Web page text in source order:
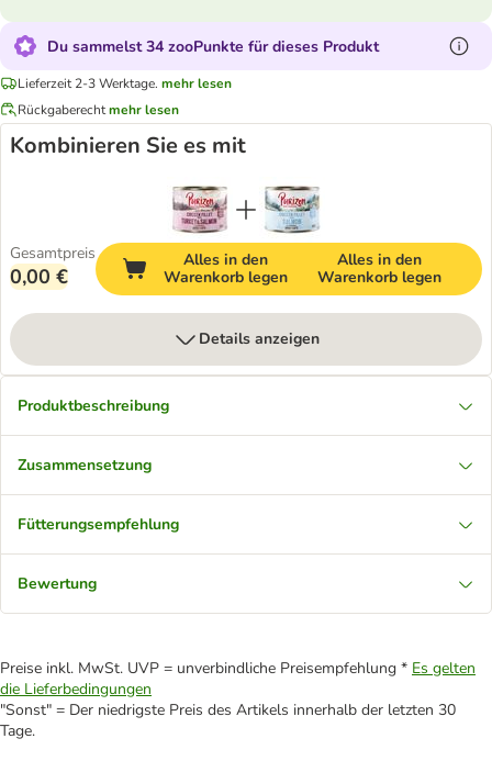
Du sammelst 34 zooPunkte für dieses Produkt
Lieferzeit 2-3 Werktage. mehr lesen
Rückgaberechtmehr lesen
Kombinieren Sie es mit
Gesamtpreis
0,00 €
Alles in den
Warenkorb legen
Alles in den
Warenkorb legen
Details anzeigen
Produktbeschreibung
Zusammensetzung
Fütterungsempfehlung
Bewertung
Preise inkl. MwSt. UVP = unverbindliche Preisempfehlung * Es gelten
die Lieferbedingungen
"Sonst" = Der niedrigste Preis des Artikels innerhalb der letzten 30
Tage.